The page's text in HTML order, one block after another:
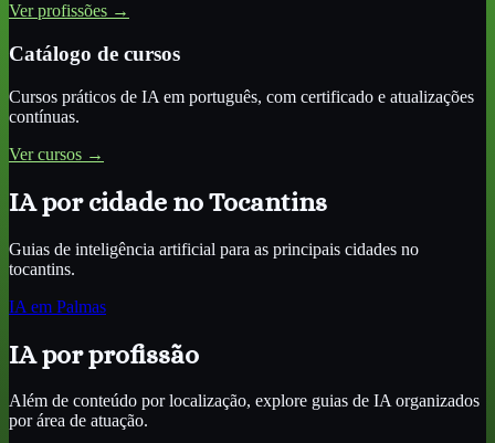
Ver profissões →
Catálogo de cursos
Cursos práticos de IA em português, com certificado e atualizações
contínuas.
Ver cursos →
IA por cidade no Tocantins
Guias de inteligência artificial para as principais cidades no
tocantins.
IA em Palmas
IA por profissão
Além de conteúdo por localização, explore guias de IA organizados
por área de atuação.